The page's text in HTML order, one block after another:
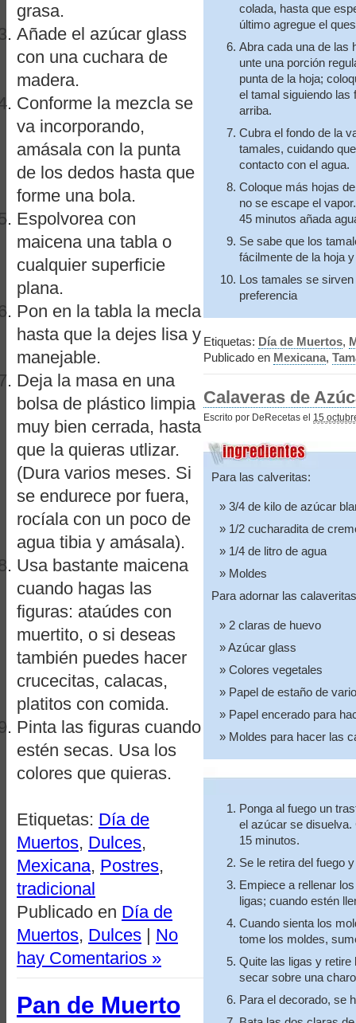
colada, hasta que
último agregue el
Abra cada una de las
unte una porción
punta de la hoja;
el tamal siguiendo las
arriba.
Cubra el fondo de la
tamales, cuidando
contacto con el agua.
Coloque más hojas
no se escape el
45 minutos añada
Se sabe que los
fácilmente de la hoja
Los tamales se
preferencia
Etiquetas: Día de Muertos,
Publicado en Mexicana,
Calaveras de
Escrito por DeRecetas el 15
Para las calveritas:
3/4 de kilo de azúcar
1/2 cucharadita de
1/4 de litro de agua
Moldes
Para adornar las
2 claras de huevo
Azúcar glass
Colores vegetales
Papel de estaño de
Papel encerado para
Moldes para hacer las
Ponga al fuego un
el azúcar se disuelva.
15 minutos.
Se le retira del fuego
Empiece a rellenar
ligas; cuando estén
Cuando sienta los
tome los moldes,
Quite las ligas y
secar sobre una
Para el decorado, se
grasa.
Añade el azúcar glass
con una cuchara de
madera.
Conforme la mezcla se
va incorporando,
amásala con la punta
de los dedos hasta que
forme una bola.
Espolvorea con
maicena una tabla o
cualquier superficie
plana.
Pon en la tabla la mecla
hasta que la dejes lisa y
manejable.
Deja la masa en una
bolsa de plástico limpia
muy bien cerrada, hasta
que la quieras utlizar.
(Dura varios meses. Si
se endurece por fuera,
rocíala con un poco de
agua tibia y amásala).
Usa bastante maicena
cuando hagas las
figuras: ataúdes con
muertito, o si deseas
también puedes hacer
crucecitas, calacas,
platitos con comida.
Pinta las figuras cuando
estén secas. Usa los
colores que quieras.
Etiquetas: Día de
Muertos, Dulces,
Mexicana, Postres,
tradicional
Publicado en Día de
Muertos, Dulces | No
hay Comentarios »
Pan de Muerto